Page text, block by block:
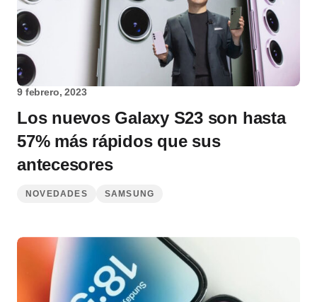
9 febrero, 2023
Los nuevos Galaxy S23 son hasta
57% más rápidos que sus
antecesores
NOVEDADES SAMSUNG